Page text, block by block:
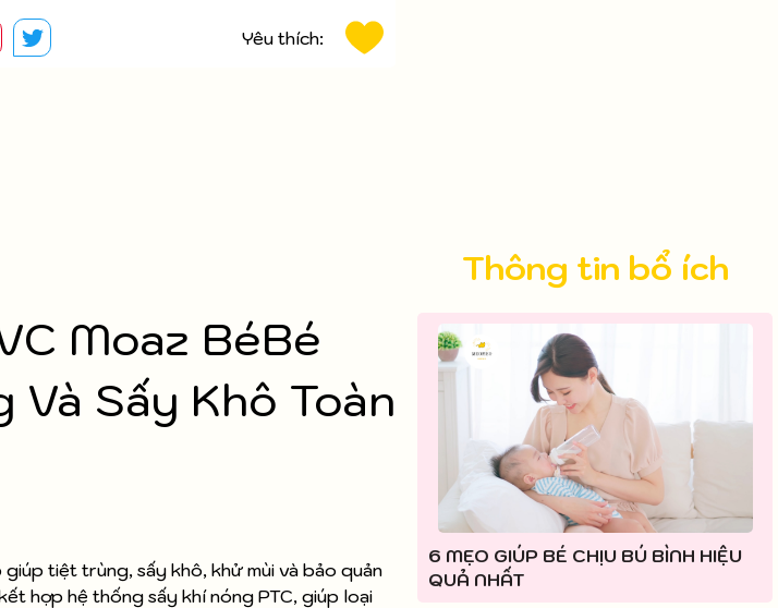
Yêu thích:
Moaz BéBé
Sấy Khô Toàn
tiệt trùng, sấy khô, khử mùi và bảo quản
hợp hệ thống sấy khí nóng PTC, giúp loại
Thông tin bổ ích
6 MẸO GIÚP BÉ CHỊU BÚ BÌNH HIỆU
QUẢ NHẤT